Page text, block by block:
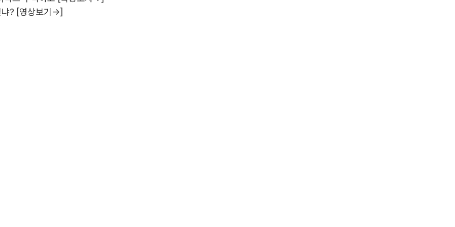
냐? [영상보기→]